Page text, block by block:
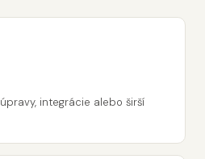
integrácie alebo širší